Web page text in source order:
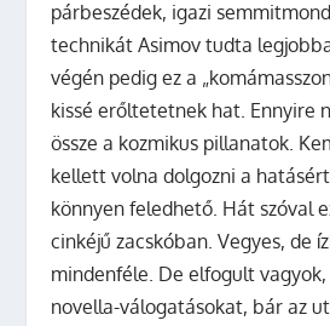
párbeszédek, igazi
technikát Asimov tudta
végén pedig ez a
kissé erőltetetnek hat. Ennyire
össze a kozmikus pillanatok.
kellett volna dolgozni a
könnyen feledhető. Hát szóval
cinkéjű zacskóban. Vegyes, de
mindenféle. De elfogult
novella-válogatásokat, bár az